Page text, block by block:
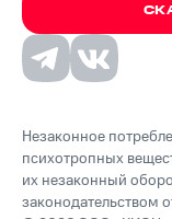
Незаконное
психотропных
их незаконный
законодательством